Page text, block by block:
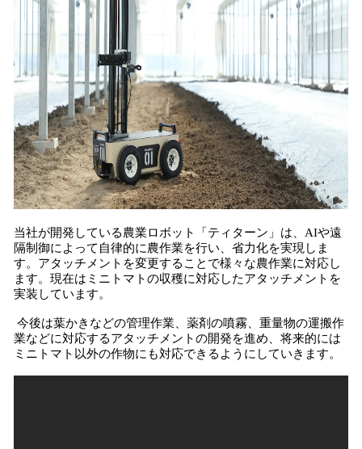
当社が開発している農業ロボット「ティターン」は、AIや遠
隔制御によって自律的に農作業を行い、省力化を実現しま
す。アタッチメントを変更することで様々な農作業に対応し
ます。現在はミニトマトの収穫に対応したアタッチメントを
実装しています。
今後は葉かきなどの管理作業、薬剤の噴霧、重量物の運搬作
業などに対応するアタッチメントの開発を進め、将来的には
ミニトマト以外の作物にも対応できるようにしていきます。